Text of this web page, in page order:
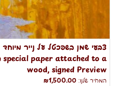
paper attached to a
wood, signed Preview
המחיר שלנו: ₪1,500.00